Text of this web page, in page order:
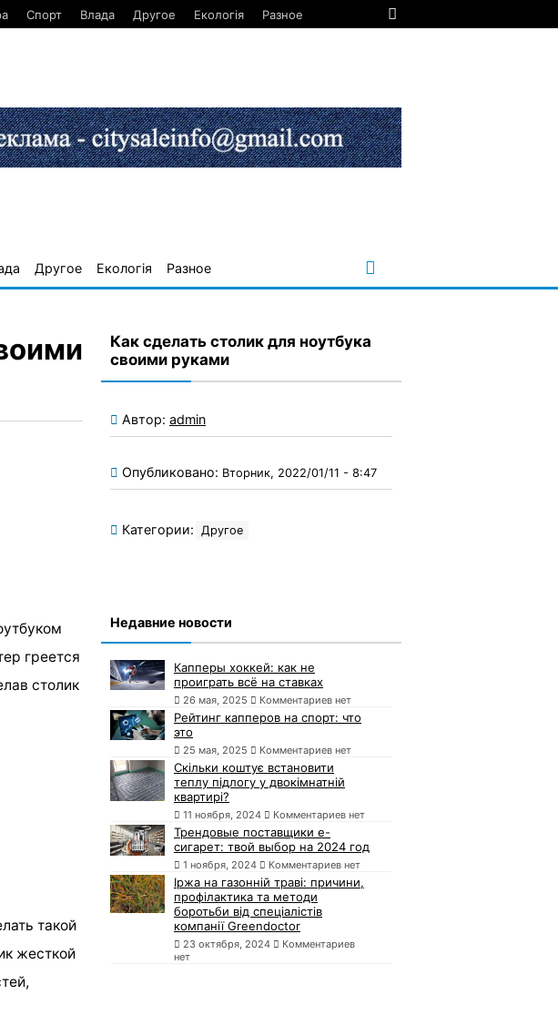
Спорт Влада Другое Екологія Разное
Другое Екологія Разное
греется
столик
такой
жесткой
Как сделать столик для ноутбука
своими руками
Автор: admin
Опубликовано: Вторник, 2022/01/11 - 8:47
Категории: Другое
Недавние новости
Капперы хоккей: как не
проиграть всё на ставках
26 мая, 2025 Комментариев нет
Рейтинг капперов на спорт: что
это
25 мая, 2025 Комментариев нет
Скільки коштує встановити
теплу підлогу у двокімнатній
квартирі?
11 ноября, 2024 Комментариев нет
Трендовые поставщики e-
сигарет: твой выбор на 2024 год
1 ноября, 2024 Комментариев нет
Іржа на газонній траві: причини,
профілактика та методи
боротьби від спеціалістів
компанії Greendoctor
23 октября, 2024
Комментариев
нет